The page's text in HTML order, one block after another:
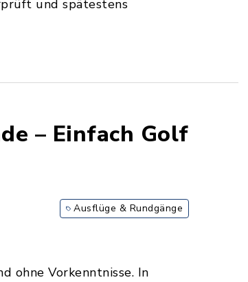
und spätestens
– Einfach Golf
Ausflüge & Rundgänge
ohne Vorkenntnisse. In